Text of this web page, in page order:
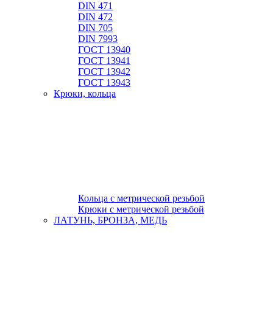
DIN 471
DIN 472
DIN 705
DIN 7993
ГОСТ 13940
ГОСТ 13941
ГОСТ 13942
ГОСТ 13943
Крюки, кольца
Кольца с метрической резьбой
Крюки с метрической резьбой
ЛАТУНЬ, БРОНЗА, МЕДЬ